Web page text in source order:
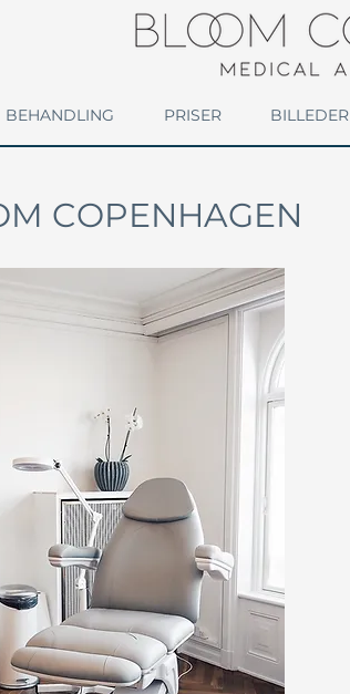
BEHANDLING PRISER BILLEDER
COPENHAGEN